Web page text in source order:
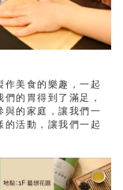
作美食的樂趣，一起
的胃得到了滿足，
與的家庭，讓我們一
的活動，讓我們一起